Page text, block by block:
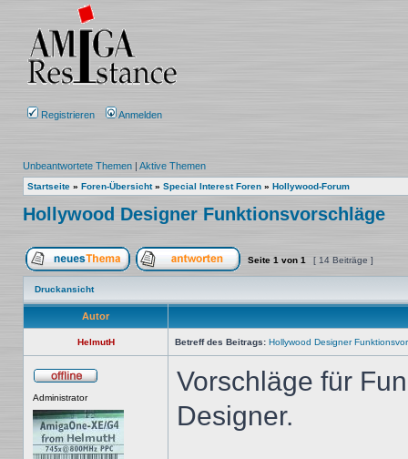
Registrieren Anmelden
Unbeantwortete Themen | Aktive Themen
Startseite » Foren-Übersicht» Special Interest Foren » Hollywood-Forum
Hollywood Designer Funktionsvorschläge
Ein neues Thema erstellenAuf das Thema antworten
Seite 1 von 1 [ 14 Beiträge ]
Druckansicht
Autor
HelmutH Betreff des Beitrags: Hollywood Designer
Administrator
Vorschläge für
Designer.